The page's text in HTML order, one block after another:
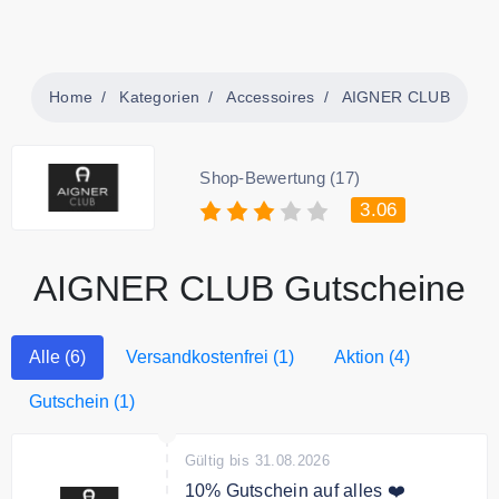
Home Kategorien Accessoires AIGNER CLUB
Shop-Bewertung (17)
3.06
AIGNER CLUB Gutscheine
Alle (6) Versandkostenfrei (1) Aktion (4)
Gutschein (1)
Gültig bis 31.08.2026
10% Gutschein auf alles ❤️